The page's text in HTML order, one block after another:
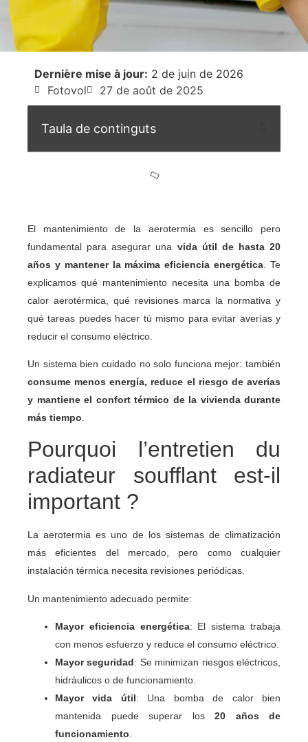
Dernière mise à jour: 2 de juin de 2026
Fotovol
27 de août de 2025
Taula de continguts
El mantenimiento de la aerotermia es sencillo pero
fundamental para asegurar una vida útil de hasta 20
años y mantener la máxima eficiencia energética . Te
explicamos qué mantenimiento necesita una bomba de
calor aerotérmica, qué revisiones marca la normativa y
qué tareas puedes hacer tú mismo para evitar averías y
reducir el consumo eléctrico.
Un sistema bien cuidado no solo funciona mejor: también
consume menos energía, reduce el riesgo de averías
y mantiene el confort térmico de la vivienda durante
más tiempo
Pourquoi l’entretien du
radiateur soufflant est-il
important ?
La aerotermia es uno de los sistemas de climatización
más eficientes del mercado, pero como cualquier
instalación térmica necesita revisiones periódicas.
Un mantenimiento adecuado permite:
Mayor eficiencia energética: El sistema trabaja
con menos esfuerzo y reduce el consumo eléctrico.
Mayor seguridad: Se minimizan riesgos eléctricos,
hidráulicos o de funcionamiento.
Mayor vida útil: Una bomba de calor bien
mantenida puede superar los 20 años de
funcionamiento.